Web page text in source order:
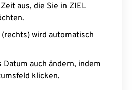
aus, die Sie in ZIEL
(rechts) wird automatisch
Datum auch ändern, indem
klicken.